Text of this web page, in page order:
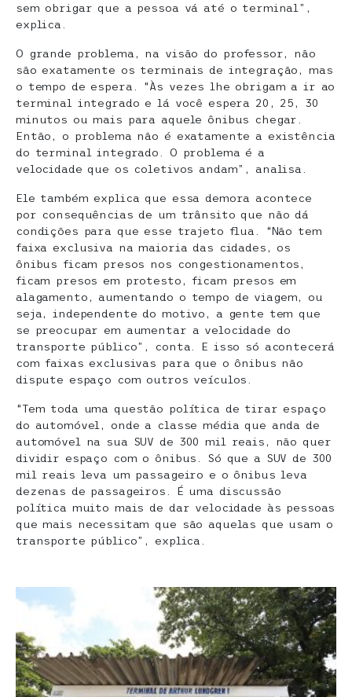
sem obrigar que a pessoa vá até o terminal”,
explica.
O grande problema, na visão do professor, não
são exatamente os terminais de integração, mas
o tempo de espera. “Às vezes lhe obrigam a ir ao
terminal integrado e lá você espera 20, 25, 30
minutos ou mais para aquele ônibus chegar.
Então, o problema não é exatamente a existência
do terminal integrado. O problema é a
velocidade que os coletivos andam”, analisa.
Ele também explica que essa demora acontece
por consequências de um trânsito que não dá
condições para que esse trajeto flua. “Não tem
faixa exclusiva na maioria das cidades, os
ônibus ficam presos nos congestionamentos,
ficam presos em protesto, ficam presos em
alagamento, aumentando o tempo de viagem, ou
seja, independente do motivo, a gente tem que
se preocupar em aumentar a velocidade do
transporte público”, conta. E isso só acontecerá
com faixas exclusivas para que o ônibus não
dispute espaço com outros veículos.
“Tem toda uma questão política de tirar espaço
do automóvel, onde a classe média que anda de
automóvel na sua SUV de 300 mil reais, não quer
dividir espaço com o ônibus. Só que a SUV de 300
mil reais leva um passageiro e o ônibus leva
dezenas de passageiros. É uma discussão
política muito mais de dar velocidade às pessoas
que mais necessitam que são aquelas que usam o
transporte público”, explica.